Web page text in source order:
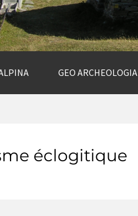
GEO ARCHEOLOGIA
éclogitique